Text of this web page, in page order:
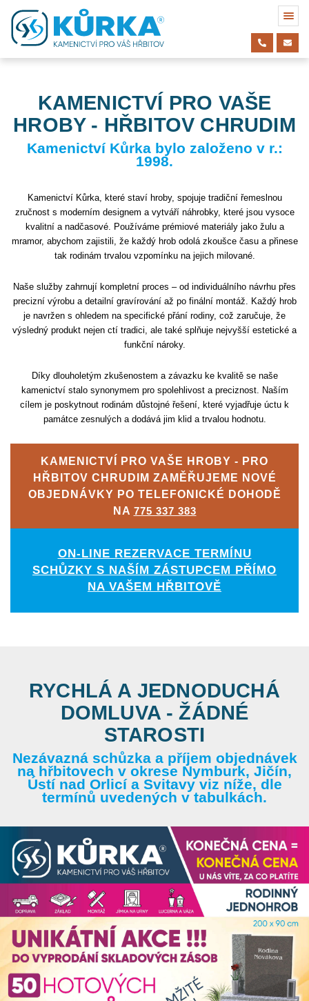
KAMENICTVÍ PRO VAŠE
HROBY - HŘBITOV CHRUDIM
Kamenictví Kůrka bylo založeno v r.:
1998.
Kamenictví Kůrka, které staví hroby, spojuje tradiční řemeslnou
zručnost s moderním designem a vytváří náhrobky, které jsou vysoce
kvalitní a nadčasové. Používáme prémiové materiály jako žulu a
mramor, abychom zajistili, že každý hrob odolá zkoušce času a přinese
tak rodinám trvalou vzpomínku na jejich milované.
Naše služby zahrnují kompletní proces – od individuálního návrhu přes
precizní výrobu a detailní gravírování až po finální montáž. Každý hrob
je navržen s ohledem na specifické přání rodiny, což zaručuje, že
výsledný produkt nejen ctí tradici, ale také splňuje nejvyšší estetické a
funkční nároky.
Díky dlouholetým zkušenostem a závazku ke kvalitě se naše
kamenictví stalo synonymem pro spolehlivost a preciznost. Naším
cílem je poskytnout rodinám důstojné řešení, které vyjadřuje úctu k
památce zesnulých a dodává jim klid a trvalou hodnotu.
KAMENICTVÍ PRO VAŠE HROBY - PRO
HŘBITOV CHRUDIM ZAMĚŘUJEME NOVÉ
OBJEDNÁVKY PO TELEFONICKÉ DOHODĚ
NA 775 337 383
ON-LINE REZERVACE TERMÍNU
SCHŮZKY S NAŠÍM ZÁSTUPCEM PŘÍMO
NA VAŠEM HŘBITOVĚ
RYCHLÁ A JEDNODUCHÁ
DOMLUVA - ŽÁDNÉ
STAROSTI
Nezávazná schůzka a příjem objednávek
na hřbitovech v okrese Nymburk, Jičín,
Ústí nad Orlicí a Svitavy viz níže, dle
termínů uvedených v tabulkách.